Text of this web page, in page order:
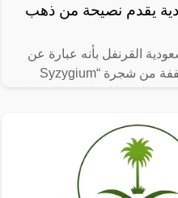
يقدم نصيحة من ذهب
القرنفل بأنه عبارة عن
براعم زهور مجففة من شجرة “Syzygium